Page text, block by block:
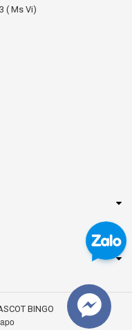
( Ms Vi)
BINGO